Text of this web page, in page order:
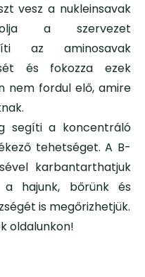
vesz a nukleinsavak
a szervezet
az aminosavak
és fokozza ezek
nem fordul elő, amire
segíti a koncentráló
tehetséget. A B-
karbantarthatjuk
a hajunk, bőrünk és
is megőrizhetjük.
oldalunkon!